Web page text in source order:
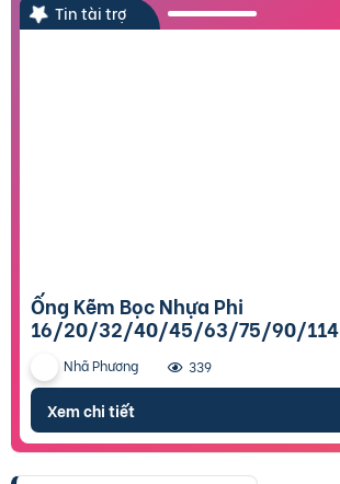
Tin tài trợ
Ống Kẽm Bọc Nhựa Phi
16/20/32/40/45/63/75/90/114
Nhã Phương 339
Xem chi tiết